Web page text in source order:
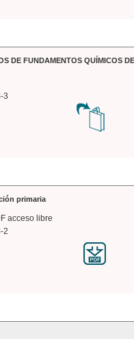
DE FUNDAMENTOS QUÍMICOS
3
primaria
acceso libre
2